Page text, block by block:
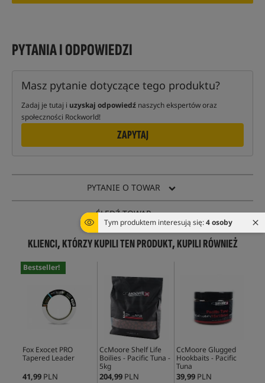
Tym produktem interesują się:4 osoby
PYTANIA I ODPOWIEDZI
Masz pytanie dotyczące tego produktu?
Zadaj je tutaj i uzyskaj odpowiedź naszych ekspertów oraz
społeczności Rockworld!
ZAPYTAJ
PYTANIE O TOWAR
ŚLEDŹ TOWAR
KLIENCI, KTÓRZY KUPILI TEN PRODUKT, KUPILI RÓWNIEŻ
Bestseller!
Fox Exocet PRO
Tapered Leader
41,99 PLN
CcMoore Shelf Life
Boilies - Pacific Tuna -
5kg
204,99 PLN
CcMoore Glugged
Hookbaits - Pacific
Tuna
39,99 PLN